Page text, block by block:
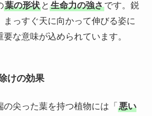
葉の形状と 生命力の強さです。鋭
まっすぐ天に向かって伸びる姿に
な意味が込められています。
けの効果
の尖った葉を持つ植物には「 悪い